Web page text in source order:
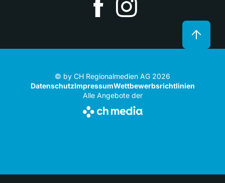
© by CH Regionalmedien AG 2026
DatenschutzImpressumWettbewerbsrichtlinien
Alle Angebote der